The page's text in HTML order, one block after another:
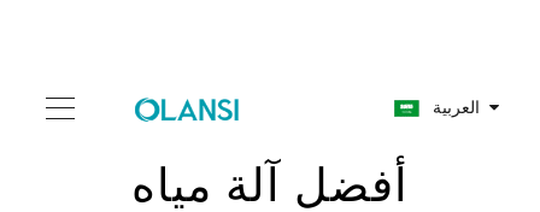
العربية
أفضل آلة مياه